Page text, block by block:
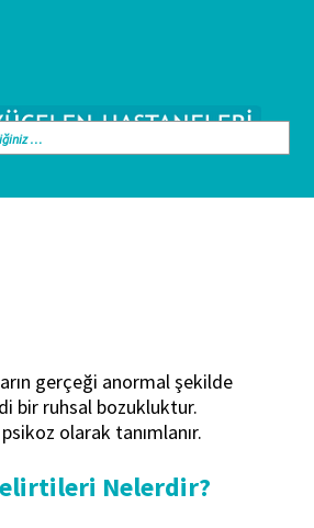
gerçeği anormal şekilde
bir ruhsal bozukluktur.
olarak tanımlanır.
Nelerdir?